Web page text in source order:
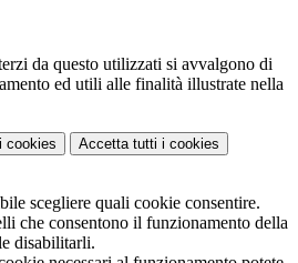
da questo utilizzati si avvalgono di
ed utili alle finalità illustrate nella
i cookies Accetta tutti i cookies
scegliere quali cookie consentire.
che consentono il funzionamento della
disabilitarli.